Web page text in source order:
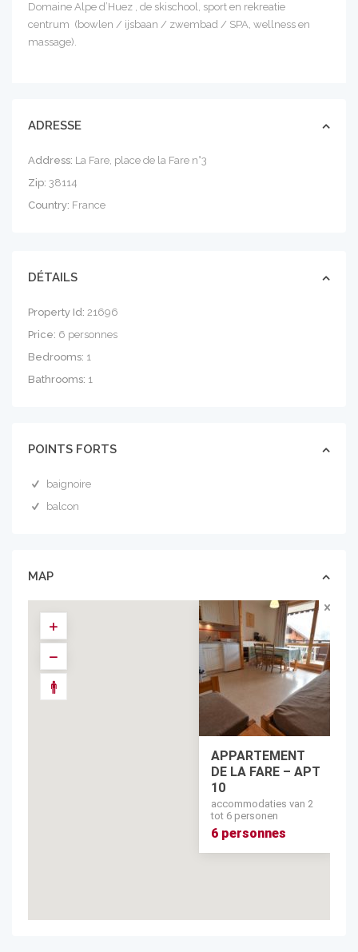
Domaine Alpe d’Huez , de skischool, sport en rekreatie
centrum (bowlen / ijsbaan / zwembad / SPA, wellness en
massage).
ADRESSE
Address: La Fare, place de la Fare n°3
Zip: 38114
Country: France
DÉTAILS
Property Id: 21696
Price: 6 personnes
Bedrooms: 1
Bathrooms: 1
POINTS FORTS
baignoire
balcon
MAP
APPARTEMENT
DE LA FARE – APT
10
accommodaties van 2
tot 6 personen
6 personnes